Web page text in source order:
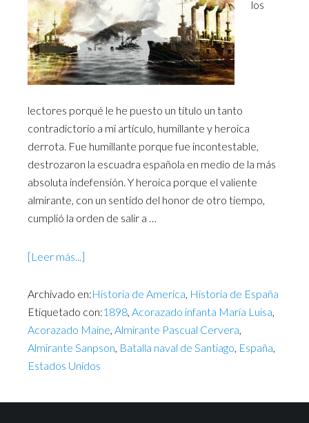
los
lectores porqué le he puesto un título un tanto
contradictorio a mi artículo, humillante y heroica
derrota. Fue humillante porque fue incontestable,
destrozaron la escuadra española en medio de la más
absoluta indefensión. Y heroica porque el valiente
almirante, con un sentido del honor de otro tiempo,
cumplió la orden de salir a …
[Leer más...]
Archivado en:Historia de America, Historia de España
Etiquetado con:1898, Acorazado infanta María Luisa,
Acorazado Maine, Almirante Pascual Cervera,
Almirante Sanpson, Batalla naval de Santiago, España,
Estados Unidos